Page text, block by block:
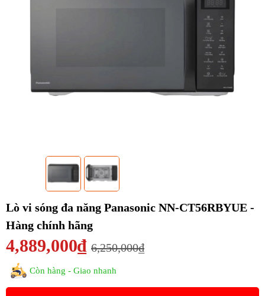
Lò vi sóng đa năng Panasonic NN-CT56RBYUE -
Hàng chính hãng
4,889,000₫ 6,250,000₫
Còn hàng - Giao nhanh